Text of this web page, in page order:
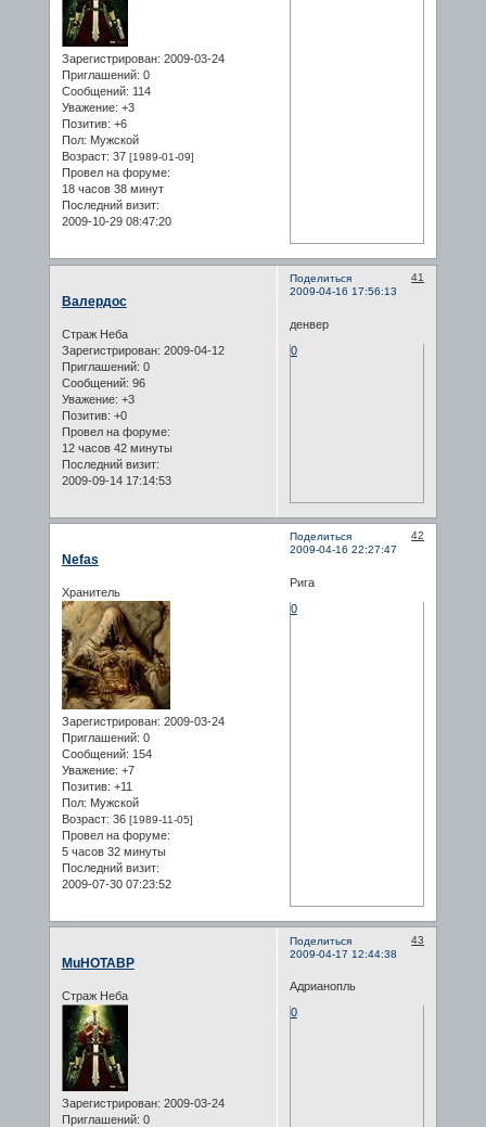
Зарегистрирован: 2009-03-24
Приглашений: 0
Сообщений: 114
Уважение: +3
Позитив: +6
Пол: Мужской
Возраст: 37 [1989-01-09]
Провел на форуме:
18 часов 38 минут
Последний визит:
2009-10-29 08:47:20
Поделиться
41
2009-04-16 17:56:13
Валердос
Страж Неба
Зарегистрирован: 2009-04-12
Приглашений: 0
Сообщений: 96
Уважение: +3
Позитив: +0
Провел на форуме:
12 часов 42 минуты
Последний визит:
2009-09-14 17:14:53
денвер
0
Поделиться
42
2009-04-16 22:27:47
Nefas
Хранитель
Зарегистрирован: 2009-03-24
Приглашений: 0
Сообщений: 154
Уважение: +7
Позитив: +11
Пол: Мужской
Возраст: 36 [1989-11-05]
Провел на форуме:
5 часов 32 минуты
Последний визит:
2009-07-30 07:23:52
Рига
0
Поделиться
43
2009-04-17 12:44:38
MuHOTABP
Страж Неба
Зарегистрирован: 2009-03-24
Приглашений: 0
Адрианопль
0